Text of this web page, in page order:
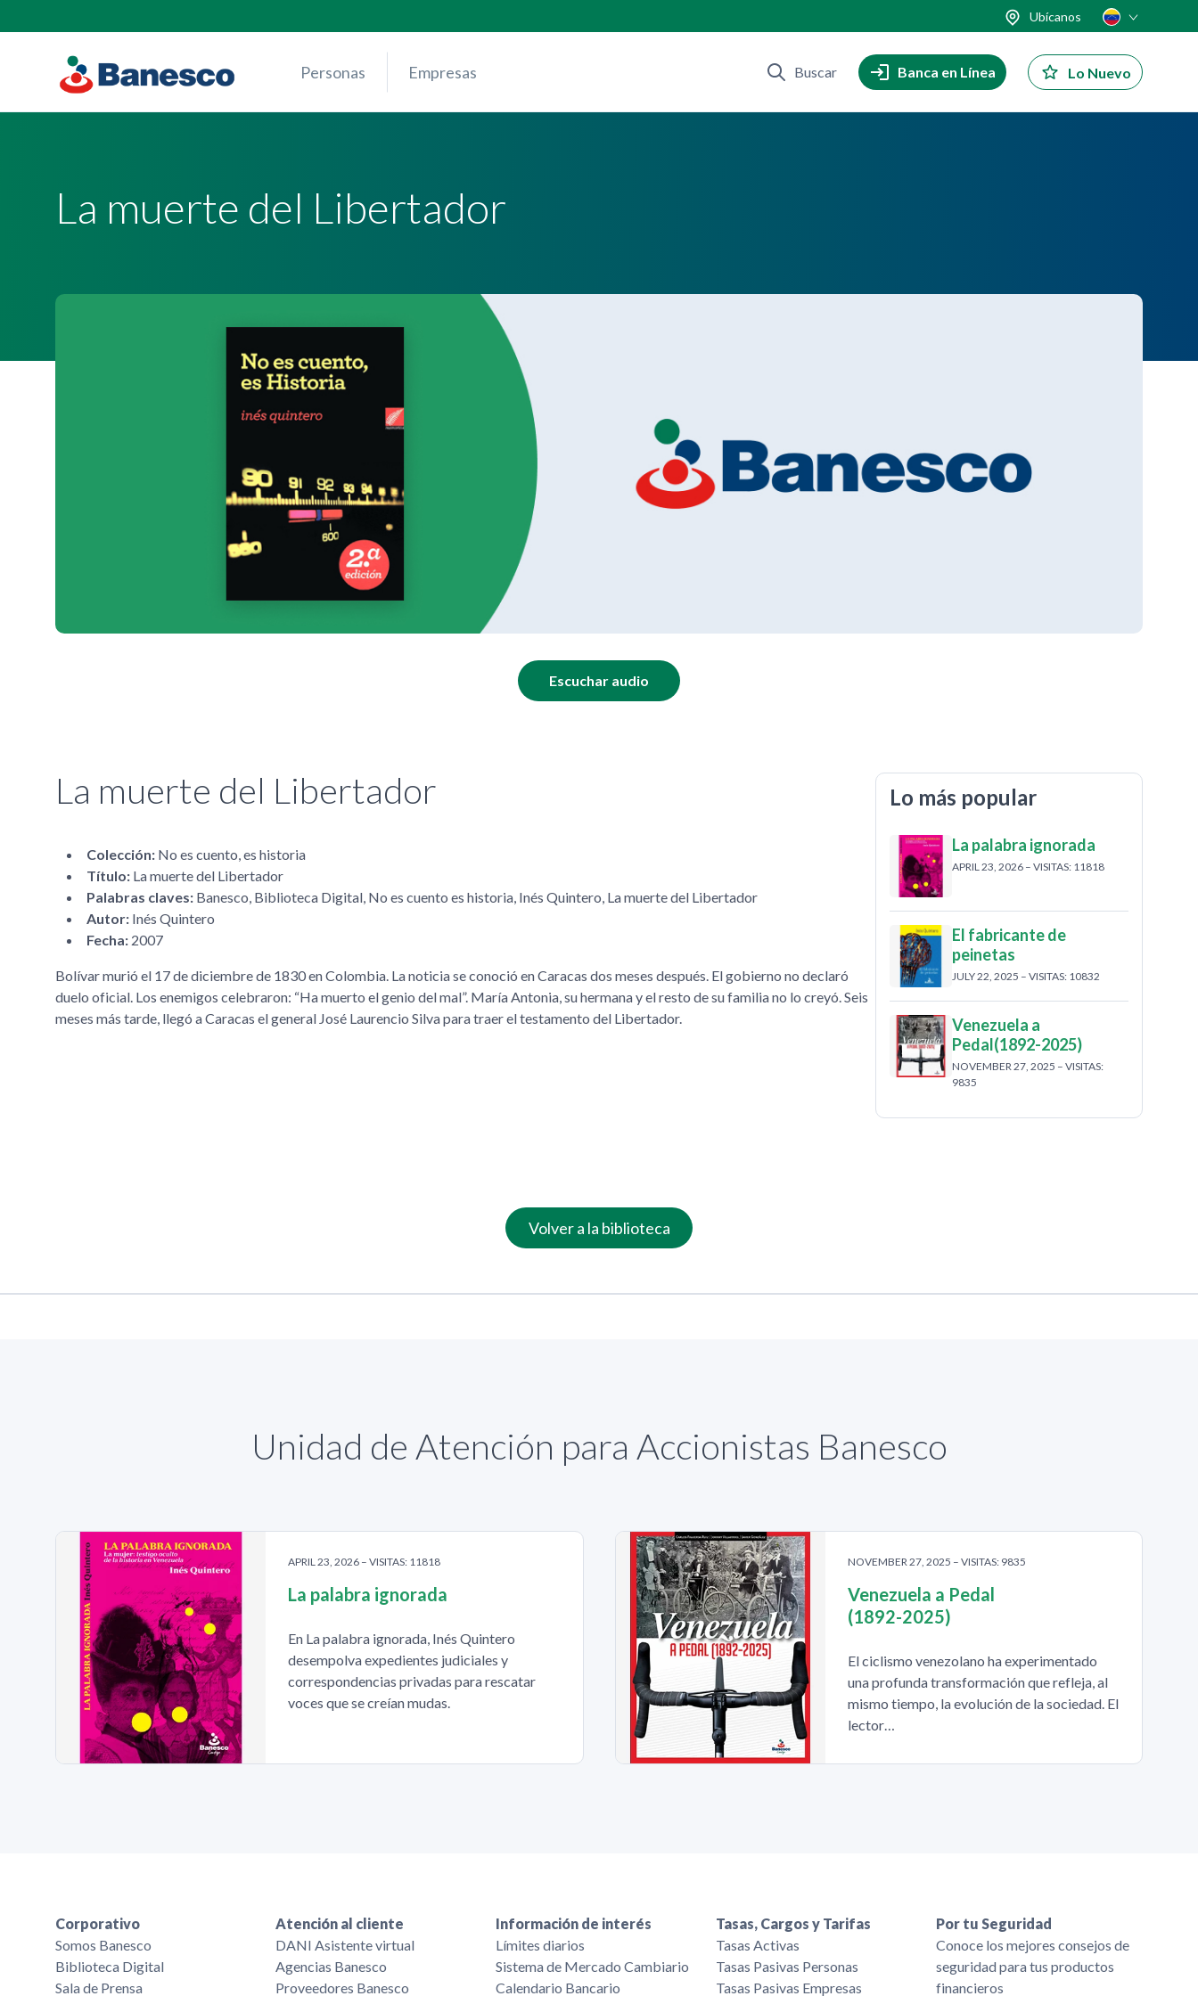
content
Ubícanos
Personas Empresas Buscar Banca en Línea Lo Nuevo
La muerte del Libertador
Escuchar audio
La muerte del Libertador
Colección: No es cuento, es historia
Título: La muerte del Libertador
Palabras claves: Banesco, Biblioteca Digital, No es cuento es historia, Inés Quintero, La muerte del Libertador
Autor: Inés Quintero
Fecha: 2007
Bolívar murió el 17 de diciembre de 1830 en Colombia. La noticia se conoció en Caracas dos meses después. El gobierno no declaró
duelo oficial. Los enemigos celebraron: Ha muerto el genio del mal . María Antonia, su hermana y el resto de su familia no lo creyó. Seis
meses más tarde, llegó a Caracas el general José Laurencio Silva para traer el testamento del Libertador.
Lo más popular
La palabra ignorada
APRIL 23, 2026 – VISITAS: 11818
El fabricante de
peinetas
JULY 22, 2025 – VISITAS: 10832
Venezuela a
Pedal(1892-2025)
NOVEMBER 27, 2025 – VISITAS:
9835
Volver a la biblioteca
Unidad de Atención para Accionistas Banesco
APRIL 23, 2026 – VISITAS: 11818
La palabra ignorada
En La palabra ignorada, Inés Quintero
desempolva expedientes judiciales y
correspondencias privadas para rescatar
voces que se creían mudas.
NOVEMBER 27, 2025 – VISITAS: 9835
Venezuela a Pedal
(1892-2025)
El ciclismo venezolano ha experimentado
una profunda transformación que refleja, al
mismo tiempo, la evolución de la sociedad. El
lector…
Corporativo
Somos Banesco
Biblioteca Digital
Sala de Prensa
Atención al cliente
DANI Asistente virtual
Agencias Banesco
Proveedores Banesco
Información de interés
Límites diarios
Sistema de Mercado Cambiario
Calendario Bancario
Tasas, Cargos y Tarifas
Tasas Activas
Tasas Pasivas Personas
Tasas Pasivas Empresas
Por tu Seguridad
Conoce los mejores consejos de
seguridad para tus productos
financieros